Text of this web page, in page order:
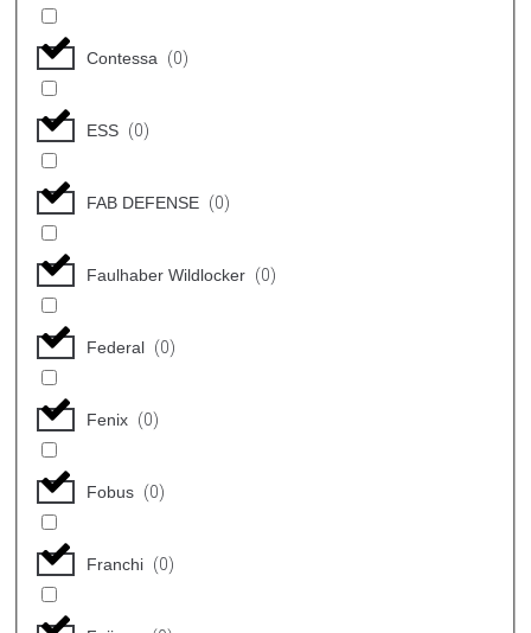
Contessa (0)
ESS (0)
FAB DEFENSE (0)
Faulhaber Wildlocker (0)
Federal (0)
Fenix (0)
Fobus (0)
Franchi (0)